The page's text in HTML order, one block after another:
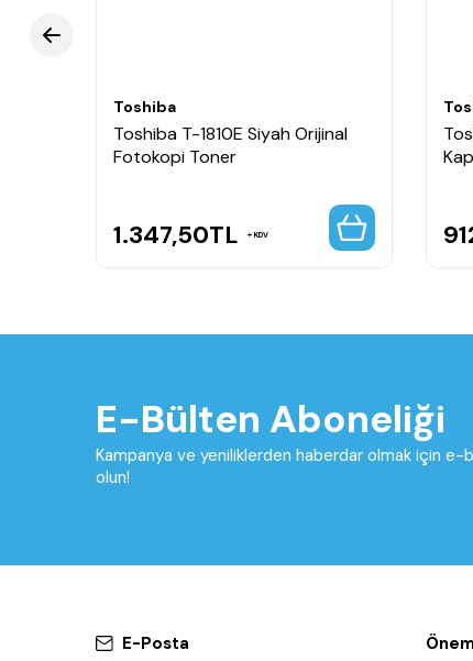
Toshiba
Toshiba T-1810E Siyah Orijinal
Fotokopi Toner
1.347,50TL KDV
E-Bülten Aboneliği
Kampanya ve yeniliklerden haberdar olmak için
olun!
E-Posta